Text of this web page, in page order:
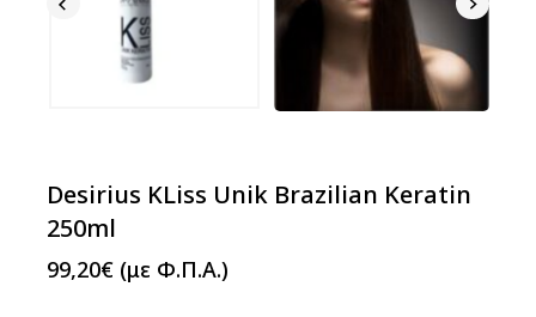
Desirius KLiss Unik Brazilian Keratin
250ml
99,20€ (με Φ.Π.Α.)